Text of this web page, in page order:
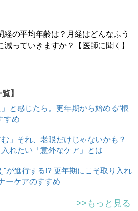
経の平均年齢は？月経はどんなふう
減っていきますか？【医師に聞く】
】
」と感じたら。更年期から始める“根
すめ
む」それ、老眼だけじゃないかも？
れたい「意外なケア」とは
”が進行する!? 更年期にこそ取り入れ
ーケアのすすめ
>>もっと見る